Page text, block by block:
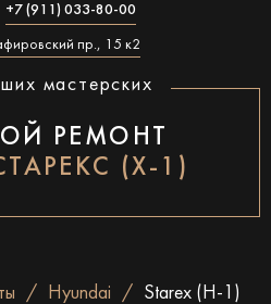
+7 (911) 033-80-00
пр., 15 к2
мастерских
РЕМОНТ
(Х-1)
Hyundai Starex (H-1)